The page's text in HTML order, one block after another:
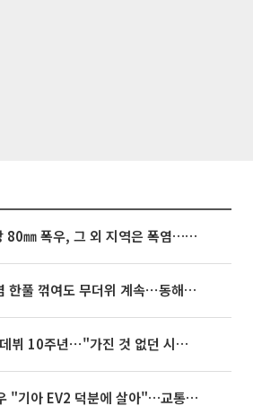
동해안은 시간당 80㎜ 폭우, 그 외 지역은 폭염…‘극과 극 날씨’
[내일 날씨] 폭염 한풀 꺾여도 무더위 계속⋯동해안 이틀 연속 비
임영웅, 어느덧 데뷔 10주년⋯"가진 것 없던 시절, 내 앞엔 20명의 팬뿐"
'굿 윌 헌팅' 배우 "기아 EV2 덕분에 살아"…교통사고 후 안전성 극찬